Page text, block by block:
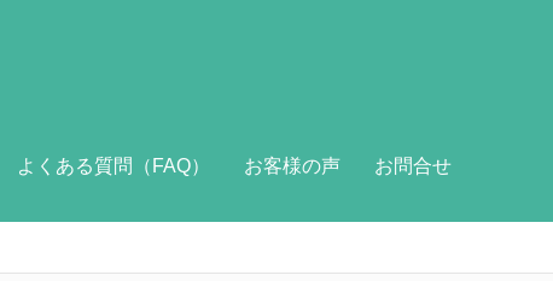
よくある質問（FAQ） お客様の声 お問合せ